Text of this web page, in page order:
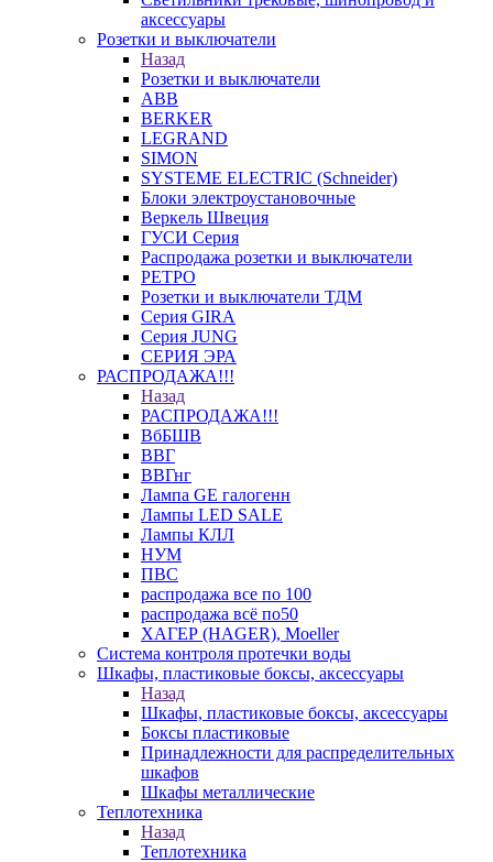
аксессуары
Розетки и выключатели
Назад
Розетки и выключатели
ABB
BERKER
LEGRAND
SIMON
SYSTEME ELECTRIC (Schneider)
Блоки электроустановочные
Веркель Швеция
ГУСИ Серия
Распродажа розетки и выключатели
РЕТРО
Розетки и выключатели ТДМ
Серия GIRA
Серия JUNG
СЕРИЯ ЭРА
РАСПРОДАЖА!!!
Назад
РАСПРОДАЖА!!!
ВбБШВ
ВВГ
ВВГнг
Лампа GE галогенн
Лампы LED SALE
Лампы КЛЛ
НУМ
ПВС
распродажа все по 100
распродажа всё по50
ХАГЕР (HAGER), Moeller
Система контроля протечки воды
Шкафы, пластиковые боксы, аксессуары
Назад
Шкафы, пластиковые боксы, аксессуары
Боксы пластиковые
Принадлежности для распределительных
шкафов
Шкафы металлические
Теплотехника
Назад
Теплотехника